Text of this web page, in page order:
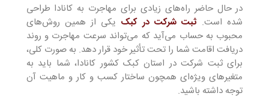
در حال حاضر راه‌های زیادی برای مهاجرت به کانادا طراحی
شده است. ثبت شرکت در کبک یکی از همین روش‌های
محبوب به حساب می‌آید که می‌تواند سرعت مهاجرت و روند
دریافت اقامت شما را تحت تأثیر خود قرار دهد. به صورت کلی،
برای ثبت شرکت در استان کبک کشور کانادا، شما باید به
متغیر‌های ویژه‌ای همچون ساختار کسب و کار و ماهیت آن
توجه داشته باشید.